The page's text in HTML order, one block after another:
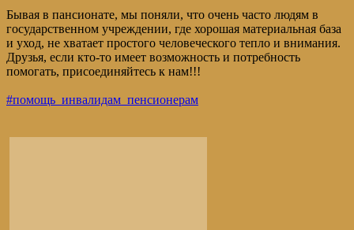
Бывая в пансионате, мы поняли, что очень часто людям в
государственном учреждении, где хорошая материальная база
и уход, не хватает простого человеческого тепло и внимания.
Друзья, если кто-то имеет возможность и потребность
помогать, присоединяйтесь к нам!!!
#помощь_инвалидам_пенсионерам